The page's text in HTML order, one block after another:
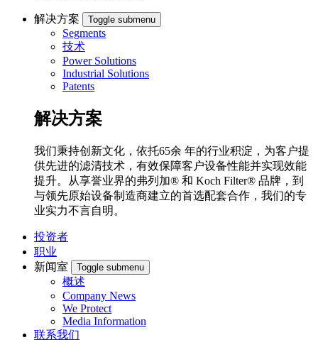
解决方案 Toggle submenu
Segments
技术
Power Solutions
Industrial Solutions
Patents
解决方案
我们秉持创新文化，依托65余 年的行业积淀，为客户提
供先进的滤清技术，有效保障客户设备性能并实现效能
提升。从享誉业界的弗列加® 和 Koch Filter® 品牌，到
与领先原始设备制造商建立的首选配套合作，我们的专
业实力不言自明。
投资者
职业
新闻室
Toggle submenu
概述
Company News
We Protect
Media Information
联系我们